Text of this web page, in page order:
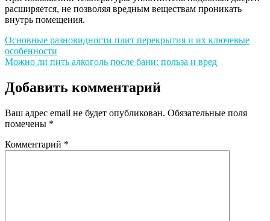
расширяется, не позволяя вредным веществам проникать
внутрь помещения.
Навигация
по
Основные разновидности плит перекрытия и их ключевые
особенности
Можно ли пить алкоголь после бани: польза и вред
Добавить комментарий
Ваш адрес email не будет опубликован. Обязательные поля
помечены *
Комментарий *